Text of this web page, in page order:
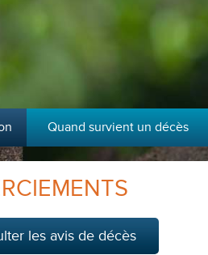
Quand survient un décès
les avis de décès